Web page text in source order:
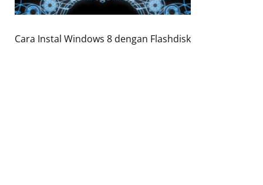
Cara Instal Windows 8 dengan Flashdisk